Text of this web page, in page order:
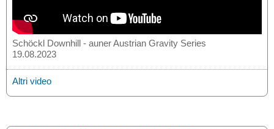
Schöckl Downhill - auner Austrian Gravity Series
19.08.2023
Altri video